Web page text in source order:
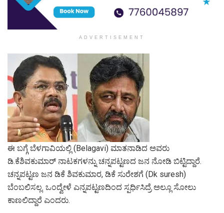
ADVERTISEMENT
ಈ ಬಗ್ಗೆ ಬೆಳಗಾವಿಯಲ್ಲಿ (Belagavi) ಮಾತನಾಡಿದ ಅವರು
ಡಿ.ಕೆಶಿವಕುಮಾರ್ ನಾಟಕಗಳನ್ನು ಚನ್ನಪಟ್ಟಣದ ಜನ ನೋಡಿ ಬಿಟ್ಟಿದ್ದಾರೆ.
ಚನ್ನಪಟ್ಟಣ ಜನ ಡಿಕೆ ಶಿವಕುಮಾರ, ಡಿಕೆ ಸುರೇಶಗೆ (Dk suresh)
ಬೆಂಬಲಿಸಲ್ಲ. ಒಂದ್ವೇಳೆ ಎನ್ನಪಟ್ಟಣದಿಂದ ಸ್ಪರ್ಧಿಸಿದ್ರೆ ಅಲ್ಲೂ ಸೋಲು
ಕಾಣಲಿದ್ದಾರೆ ಎಂದರು.